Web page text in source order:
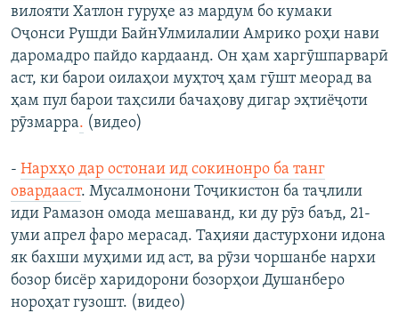
вилояти Хатлон гуруҳе аз мардум бо кумаки
Оҷонси Рушди БайнУлмилалии Амрико роҳи нави
даромадро пайдо кардаанд. Он ҳам харгӯшпарварӣ
аст, ки барои оилаҳои муҳтоҷ ҳам гӯшт меорад ва
ҳам пул барои таҳсили бачаҳову дигар эҳтиёҷоти
рӯзмарра. (видео)
- Нархҳо дар остонаи ид сокинонро ба танг
овардааст. Мусалмонони Тоҷикистон ба таҷлили
иди Рамазон омода мешаванд, ки ду рӯз баъд, 21-
уми апрел фаро мерасад. Таҳияи дастурхони идона
як бахши муҳими ид аст, ва рӯзи чоршанбе нархи
бозор бисёр харидорони бозорҳои Душанберо
нороҳат гузошт. (видео)